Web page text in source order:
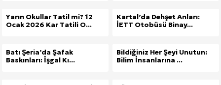
Yarın Okullar Tatil mi? 12
Ocak 2026 Kar Tatili O...
Kartal’da Dehşet Anları:
İETT Otobüsü Binay...
Batı Şeria’da Şafak
Baskınları: İşgal Kı...
Bildiğiniz Her Şeyi Unutun:
Bilim İnsanlarına ...